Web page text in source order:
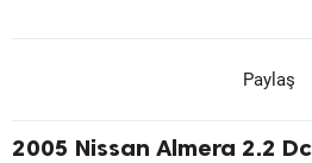
Paylaş
2005 Nissan Almera 2.2